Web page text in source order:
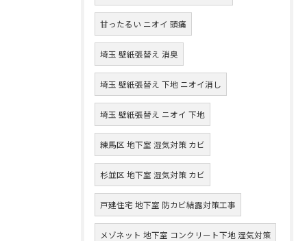
甘ったるい ニオイ 頭痛
埼玉 壁紙張替え 消臭
埼玉 壁紙張替え 下地 ニオイ消し
埼玉 壁紙張替え ニオイ 下地
練馬区 地下室 湿気対策 カビ
杉並区 地下室 湿気対策 カビ
戸建住宅 地下室 防カビ結露対策工事
メゾネット 地下室 コンクリート下地 湿気対策